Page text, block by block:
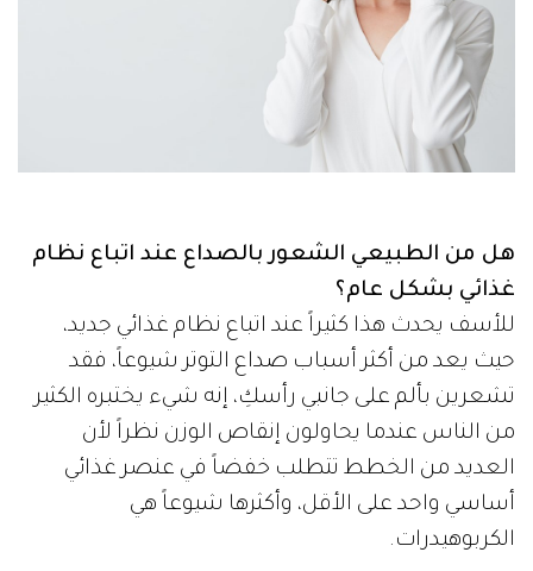
هل من الطبيعي الشعور بالصداع عند اتباع نظام
غذائي بشكل عام؟
للأسف يحدث هذا كثيراً عند اتباع نظام غذائي جديد،
حيث يعد من أكثر أسباب صداع التوتر شيوعاً، فقد
تشعرين بألم على جانبي رأسكِ، إنه شيء يختبره الكثير
من الناس عندما يحاولون إنقاص الوزن نظراً لأن
العديد من الخطط تتطلب خفضاً في عنصر غذائي
أساسي واحد على الأقل، وأكثرها شيوعاً هي
الكربوهيدرات.